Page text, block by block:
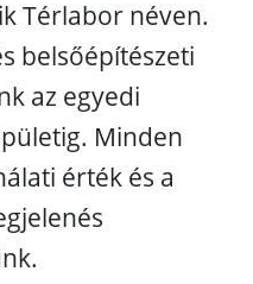
Térlabor néven.
belsőépítészeti
az egyedi
Minden
érték és a